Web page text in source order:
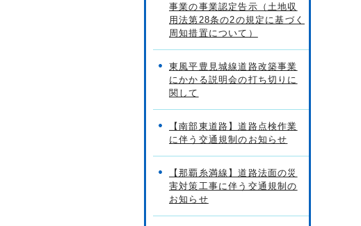
事業の事業認定告示（土地収
用法第28条の2の規定に基づく
周知措置について）
東風平豊見城線道路改築事業
にかかる説明会の打ち切りに
関して
【南部東道路】道路点検作業
に伴う交通規制のお知らせ
【那覇糸満線】道路法面の災
害対策工事に伴う交通規制の
お知らせ